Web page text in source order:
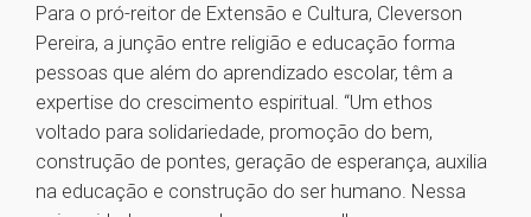
Para o pró-reitor de Extensão e Cultura, Cleverson
Pereira, a junção entre religião e educação forma
pessoas que além do aprendizado escolar, têm a
expertise do crescimento espiritual. “Um ethos
voltado para solidariedade, promoção do bem,
construção de pontes, geração de esperança, auxilia
na educação e construção do ser humano. Nessa